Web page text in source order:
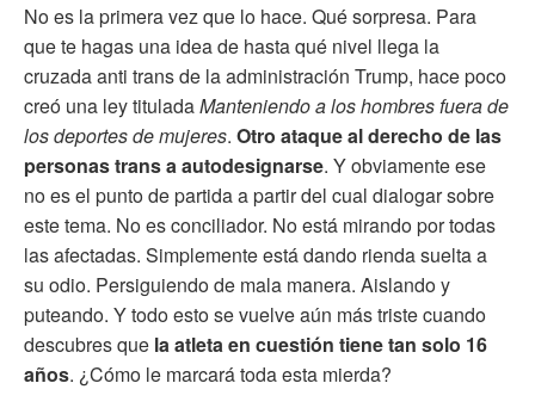
No es la primera vez que lo hace. Qué sorpresa. Para
que te hagas una idea de hasta qué nivel llega la
cruzada anti trans de la administración Trump, hace poco
creó una ley tituladaManteniendo a los hombres fuera de
los deportes de mujeres. Otro ataque al derecho de las
personas trans a autodesignarse. Y obviamente ese
no es el punto de partida a partir del cual dialogar sobre
este tema. No es conciliador. No está mirando por todas
las afectadas. Simplemente está dando rienda suelta a
su odio. Persiguiendo de mala manera. Aislando y
puteando. Y todo esto se vuelve aún más triste cuando
descubres que la atleta en cuestión tiene tan solo 16
años. ¿Cómo le marcará toda esta mierda?